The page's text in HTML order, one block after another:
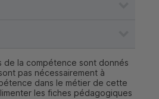
de la compétence sont donnés
pas nécessairement à
dans le métier de cette
les fiches pédagogiques